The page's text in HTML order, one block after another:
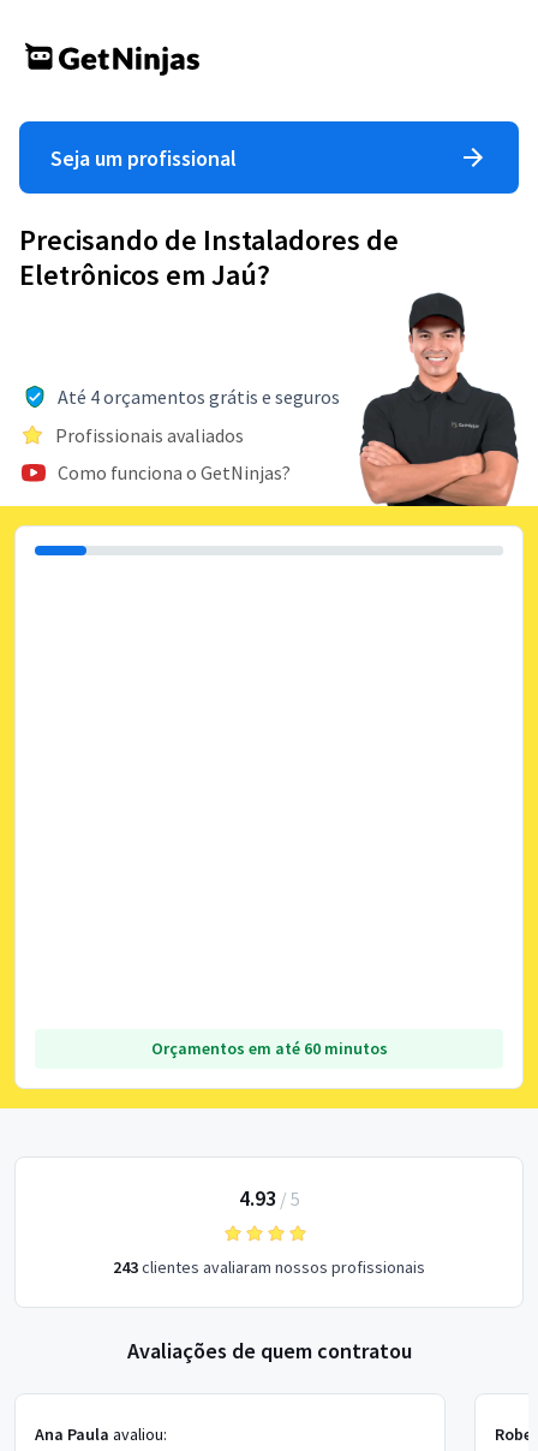
Seja um profissional
Precisando de Instaladores de
Eletrônicos em Jaú?
Até 4 orçamentos grátis e seguros
Profissionais avaliados
Como funciona o GetNinjas?
Orçamentos em até 60 minutos
4.93 / 5
243clientes avaliaram nossos profissionais
Avaliações de quem contratou
Ana Paula avaliou: